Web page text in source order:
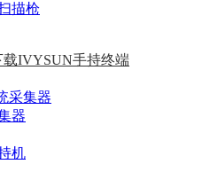
描枪
载IVYSUN手持终端
采集器
器
机